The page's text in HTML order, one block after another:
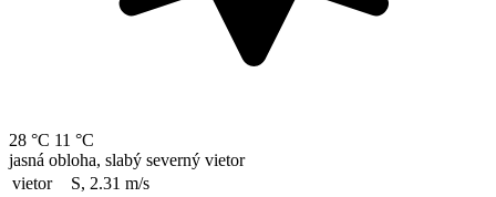
28 °C 11 °C
jasná obloha, slabý severný vietor
vietor
S, 2.31 m/s